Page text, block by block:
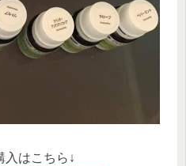
入はこちら↓